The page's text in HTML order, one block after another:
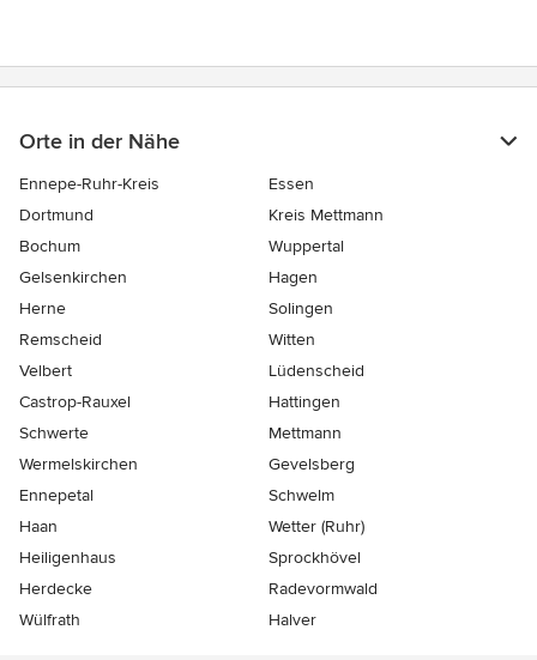
Orte in der Nähe
Ennepe-Ruhr-Kreis
Essen
Dortmund
Kreis Mettmann
Bochum
Wuppertal
Gelsenkirchen
Hagen
Herne
Solingen
Remscheid
Witten
Velbert
Lüdenscheid
Castrop-Rauxel
Hattingen
Schwerte
Mettmann
Wermelskirchen
Gevelsberg
Ennepetal
Schwelm
Haan
Wetter (Ruhr)
Heiligenhaus
Sprockhövel
Herdecke
Radevormwald
Wülfrath
Halver